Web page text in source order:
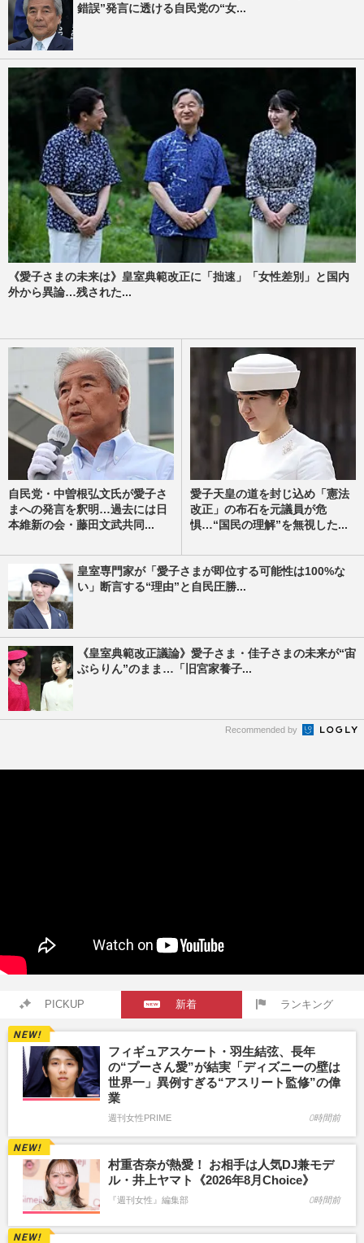
錯誤”発言に透ける自民党の“女...
《愛子さまの未来は》皇室典範改正に「拙速」「女性差別」と国内
外から異論…残された...
自民党・中曽根弘文氏が愛子さ
まへの発言を釈明…過去には日
本維新の会・藤田文武共同...
愛子天皇の道を封じ込め「憲法
改正」の布石を元議員が危
惧…“国民の理解”を無視した...
皇室専門家が「愛子さまが即位する可能性は100%な
い」断言する“理由”と自民圧勝...
《皇室典範改正議論》愛子さま・佳子さまの未来が“宙
ぶらりん”のまま…「旧宮家養子...
Recommended by
PICKUP 新着 ランキング
フィギュアスケート・羽生結弦、長年
の“プーさん愛”が結実「ディズニーの壁は
世界一」異例すぎる“アスリート監修”の偉
業
週刊女性PRIME 0時間前
村重杏奈が熱愛！ お相手は人気DJ兼モデ
ル・井上ヤマト《2026年8月Choice》
『週刊女性』編集部 0時間前